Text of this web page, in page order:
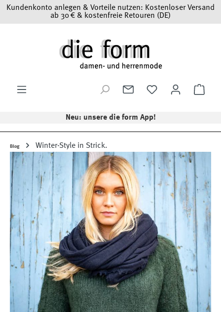
Zum Hauptinhalt springen
Kundenkonto anlegen & Vorteile nutzen: Kostenloser Versand
ab 30 € & kostenfreie Retouren (DE)
Neu: unsere die form App!
Blog Winter-Style in Strick.